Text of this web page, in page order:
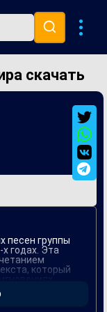
скачать
песен группы
годах. Эта
который
Сложный и